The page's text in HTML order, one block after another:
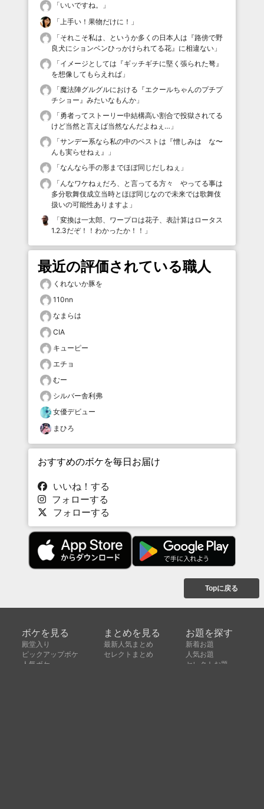
「いいですね。
」
「 上手い！果物だけに！ 」
「それこそ私は、というか多くの日本人は『路傍で野
良犬にションベンひっかけられてる花』に相違ない 」
「イメージとしては『ギッチギチに堅く張られた弩』
を想像してもらえれば 」
「魔法陣グルグルにおける『エクールちゃんのプチプ
チショー』みたいなもんか 」
「勇者ってストーリー中結構高い割合で投獄されてる
けど当然と言えば当然なんだよねぇ… 」
「サンデー系なら私の中のベストは『憎しみは な〜
んも実らせねぇ』
」
「なんなら手の形までほぼ同じだしねぇ 」
「 んなワケねぇだろ、と言ってる方々 やってる事は
多分歌舞伎成立当時とほぼ同じなので未来では歌舞伎
扱いの可能性ありますよ 」
「変換は一太郎、ワープロは花子、表計算はロータス
1.2.3だぞ！！わかったか！！ 」
最近の評価されている職人
くれないか豚を
110nn
なまらは
CIA
キューピー
エチョ
むー
シルバー舎利弗
女優デビュー
まひろ
おすすめのボケを毎日お届け
いいね！する
フォローする
フォローする
Topに戻る
ボケを見る
殿堂入り
ピックアップボケ
人気ボケ
まとめを見る
最新人気まとめ
セレクトまとめ
お題を探す
新着お題
人気お題
セレクトお題